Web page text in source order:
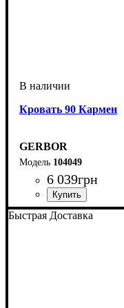
Кровать 90 Кармен
GERBOR
104049
6 039грн
Быстрая Доставка